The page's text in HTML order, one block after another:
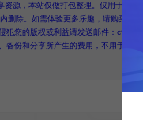
资源，本站仅做打包整理。仅用于学习
删除。如需体验更多乐趣，请购买正版
犯您的版权或利益请发送邮件：
备份和分享所产生的费用，不用于盈利